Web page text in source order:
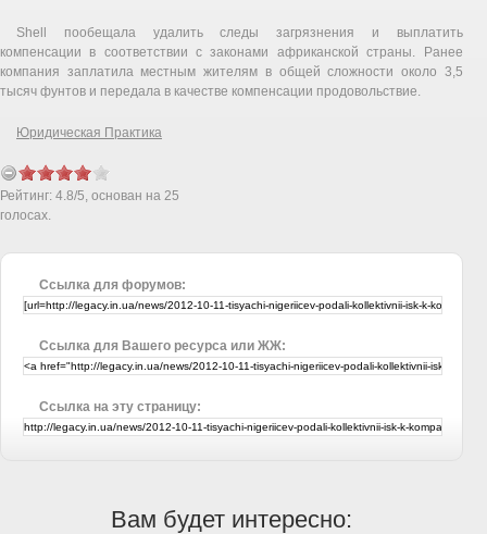
Shell пообещала удалить следы загрязнения и выплатить
компенсации в соответствии с законами африканской страны. Ранее
компания заплатила местным жителям в общей сложности около 3,5
тысяч фунтов и передала в качестве компенсации продовольствие.
Юридическая Практика
Рейтинг: 4.8/5, основан на 25
голосах.
Ссылка для форумов:
Ссылка для Вашего ресурса или ЖЖ:
Ссылка на эту страницу:
Вам будет интересно: